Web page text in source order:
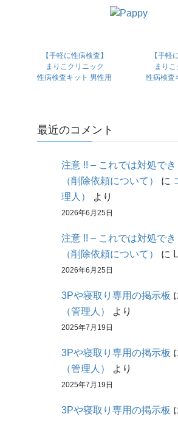
【手軽に性病検査】
まりこクリニック
性病検査キット 男性用
【手軽
まり
性病検査
最近のコメント
注意 !! – これでは対処でき
（削除依頼について）
に
理人）
より
2026年6月25日
注意 !! – これでは対処でき
（削除依頼について）
に
2026年6月25日
3Pや寝取り専用の掲示板
（管理人）
より
2025年7月19日
3Pや寝取り専用の掲示板
（管理人）
より
2025年7月19日
3Pや寝取り専用の掲示板